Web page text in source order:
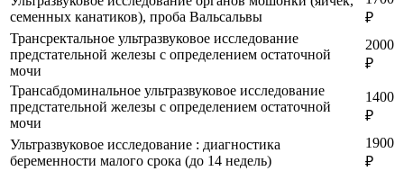
семенных канатиков), проба Вальсальвы
₽
Трансректальное ультразвуковое исследование
предстательной железы с определением остаточной
мочи
2000
₽
Трансабдоминальное ультразвуковое исследование
предстательной железы с определением остаточной
мочи
1400
₽
Ультразвуковое исследование : диагностика
беременности малого срока (до 14 недель)
1900
₽